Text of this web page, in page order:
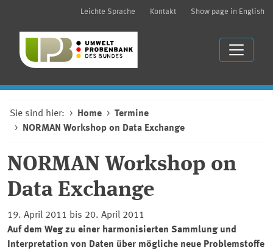
Leichte Sprache Kontakt Show page in English
Sie sind hier: Home
Termine
NORMAN Workshop on Data Exchange
NORMAN Workshop on
Data Exchange
19. April 2011 bis 20. April 2011
Auf dem Weg zu einer harmonisierten Sammlung und
Interpretation von Daten über mögliche neue Problemstoffe